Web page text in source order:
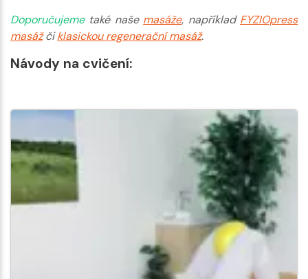
Doporučujeme také naše masáže, například FYZIOpress
masážčiklasickou regenerační masáž.
Návody na cvičení: